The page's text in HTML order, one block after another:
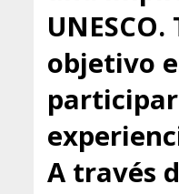
objetivo
A través